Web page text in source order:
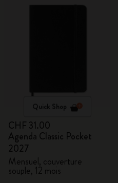
Quick Shop
CHF 31.00
Agenda Classic Pocket
2027
Mensuel, couverture
souple, 12 mois